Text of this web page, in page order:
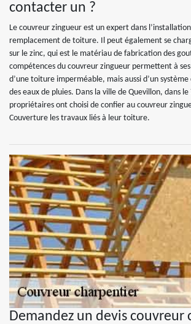
contacter un ?
Le couvreur zingueur est un expert dans
remplacement de toiture. Il peut également se
sur le zinc, qui est le matériau de fabrication des
compétences du couvreur zingueur permettent à
d’une toiture imperméable, mais aussi d’un
des eaux de pluies. Dans la ville de Quevillon, dans le
propriétaires ont choisi de confier au couvreur
Couverture les travaux liés à leur toiture.
Demandez un devis couvreur